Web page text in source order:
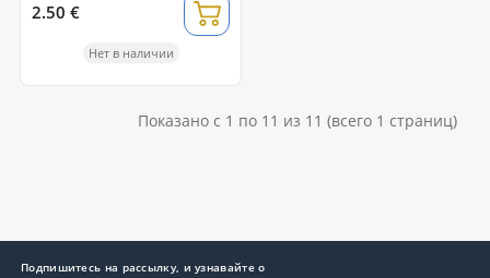
2.50 €
Нет в наличии
Показано с 1 по 11 из 11 (всего 1 страниц)
Подпишитесь на рассылку, и узнавайте о